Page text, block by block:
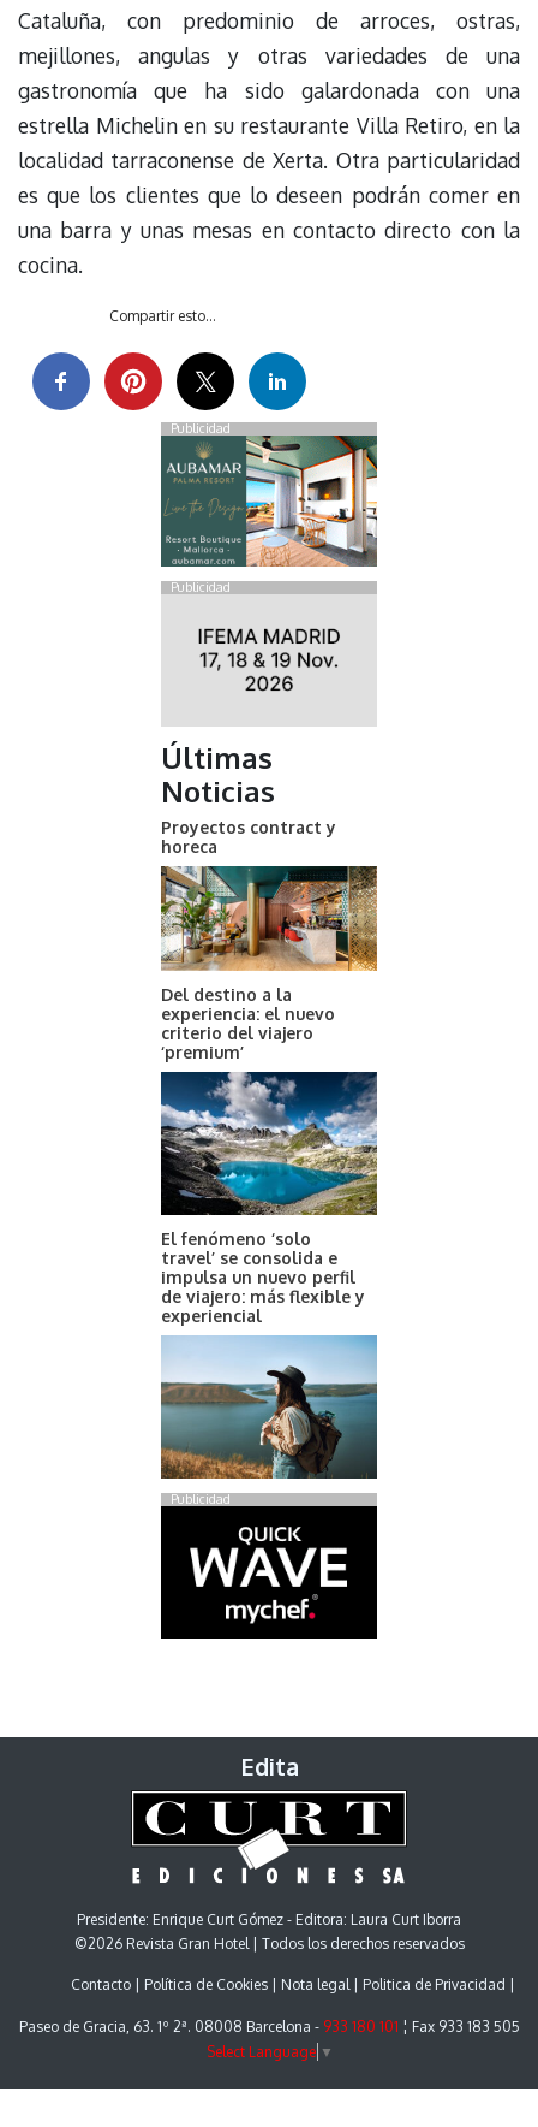
Cataluña, con predominio de arroces, ostras,
mejillones, angulas y otras variedades de una
gastronomía que ha sido galardonada con una
estrella Michelin en su restaurante Villa Retiro, en la
localidad tarraconense de Xerta. Otra particularidad
es que los clientes que lo deseen podrán comer en
una barra y unas mesas en contacto directo con la
cocina.
Compartir esto...
Publicidad
Publicidad
Últimas
Noticias
Proyectos contract y
horeca
Del destino a la
experiencia: el nuevo
criterio del viajero
‘premium’
El fenómeno ‘solo
travel’ se consolida e
impulsa un nuevo perfil
de viajero: más flexible y
experiencial
Publicidad
Edita
Presidente: Enrique Curt Gómez - Editora: Laura Curt Iborra
©2026 Revista Gran Hotel | Todos los derechos reservados
Contacto Política de Cookies Nota legal Politica de Privacidad
Paseo de Gracia, 63. 1º 2ª. 08008 Barcelona - 933 180 101 ¦ Fax 933 183 505
Select Language ▼